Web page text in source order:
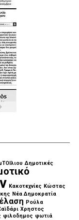
Δημοτικές
Κακοτεχνίες Κώστας
Νέα Δημοκρατία
Ρούλα
Χρηστος
φιλοδημος φωτιά